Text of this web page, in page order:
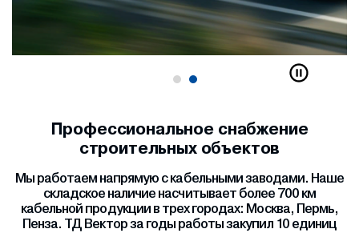
Профессиональное снабжение
строительных объектов
Мы работаем напрямую с кабельными заводами. Наше
складское наличие насчитывает более 700 км
кабельной продукции в трех городах: Москва, Пермь,
Пенза. ТД Вектор за годы работы закупил 10 единиц